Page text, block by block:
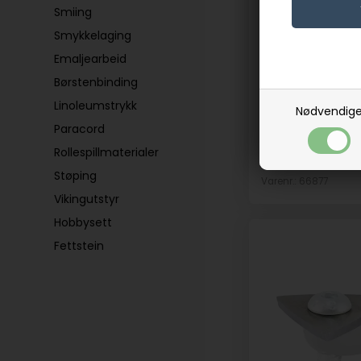
Smiing
Smykkelaging
Emaljearbeid
Børstenbinding
Linoleumstrykk
Paracord
Rollespillmaterialer
Støping
Vikingutstyr
Hobbysett
Fettstein
Dreietip
Sorby
Evt.